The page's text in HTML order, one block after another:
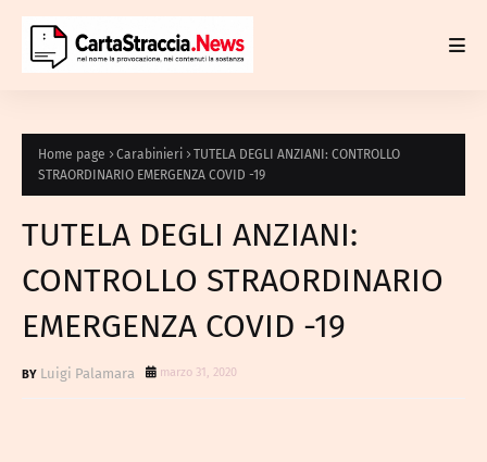
Home page Carabinieri
TUTELA DEGLI ANZIANI: CONTROLLO
STRAORDINARIO EMERGENZA COVID -19
TUTELA DEGLI ANZIANI:
CONTROLLO STRAORDINARIO
EMERGENZA COVID -19
Luigi Palamara marzo 31, 2020